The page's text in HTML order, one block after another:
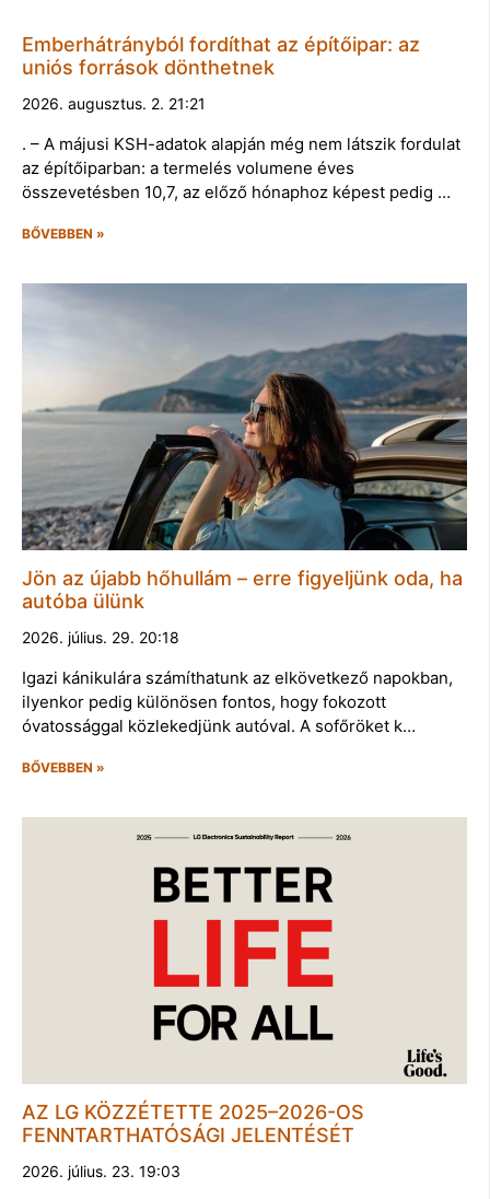
Emberhátrányból fordíthat az építőipar: az
uniós források dönthetnek
2026. augusztus. 2. 21:21
. – A májusi KSH-adatok alapján még nem látszik fordulat
az építőiparban: a termelés volumene éves
összevetésben 10,7, az előző hónaphoz képest pedig …
BŐVEBBEN »
Jön az újabb hőhullám – erre figyeljünk oda, ha
autóba ülünk
2026. július. 29. 20:18
Igazi kánikulára számíthatunk az elkövetkező napokban,
ilyenkor pedig különösen fontos, hogy fokozott
óvatossággal közlekedjünk autóval. A sofőröket k…
BŐVEBBEN »
AZ LG KÖZZÉTETTE 2025–2026-OS
FENNTARTHATÓSÁGI JELENTÉSÉT
2026. július. 23. 19:03